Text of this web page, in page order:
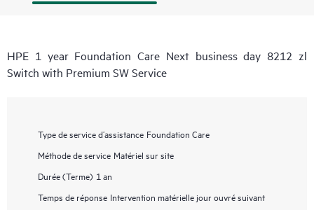
HPE 1 year Foundation Care Next business day 8212 zl
Switch with Premium SW Service
Type de service d’assistance Foundation Care
Méthode de service Matériel sur site
Durée (Terme) 1 an
Temps de réponse Intervention matérielle jour ouvré suivant